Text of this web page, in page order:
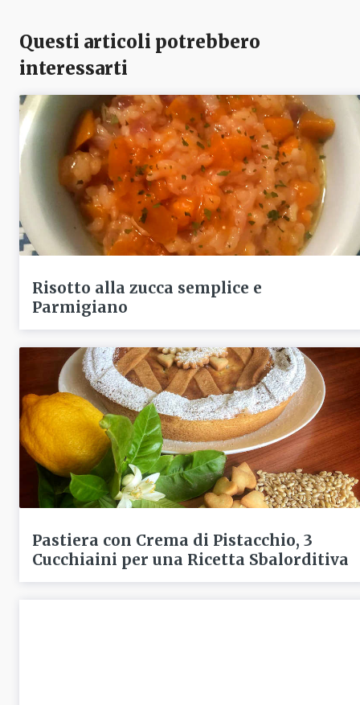
Questi articoli potrebbero
interessarti
Risotto alla zucca semplice e
Parmigiano
Pastiera con Crema di Pistacchio, 3
Cucchiaini per una Ricetta Sbalorditiva